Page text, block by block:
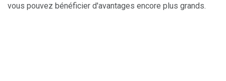
vous pouvez bénéficier d'avantages encore plus grands.